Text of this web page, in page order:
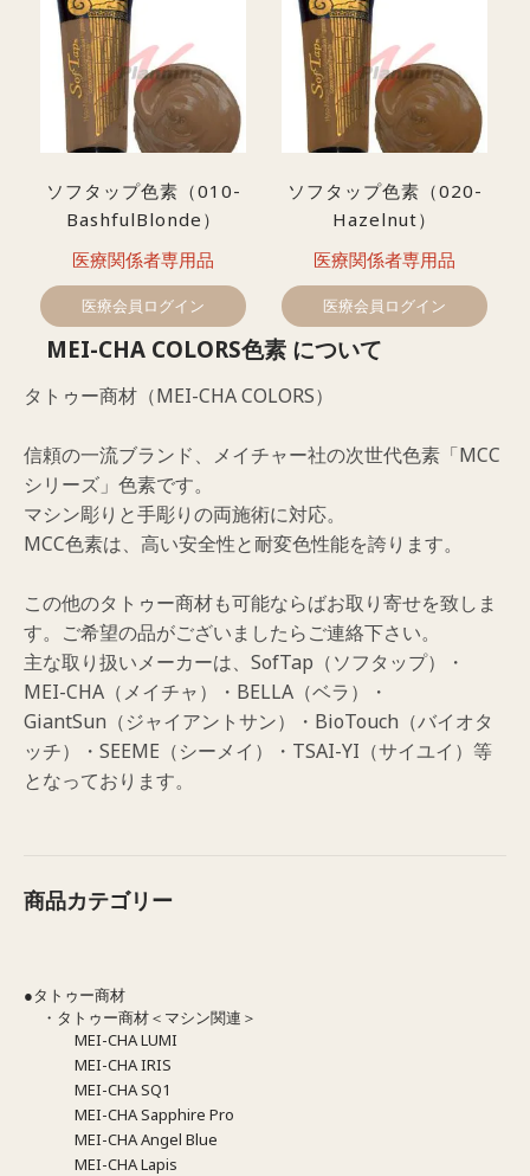
ソフタップ色素（010-
BashfulBlonde）
医療関係者専用品
医療会員ログイン
ソフタップ色素（020-
Hazelnut）
医療関係者専用品
医療会員ログイン
MEI-CHA COLORS色素 について
タトゥー商材（MEI-CHA COLORS）
信頼の一流ブランド、メイチャー社の次世代色素「MCC
シリーズ」色素です。
マシン彫りと手彫りの両施術に対応。
MCC色素は、高い安全性と耐変色性能を誇ります。
この他のタトゥー商材も可能ならばお取り寄せを致しま
す。ご希望の品がございましたらご連絡下さい。
主な取り扱いメーカーは、SofTap（ソフタップ）・
MEI-CHA（メイチャ）・BELLA（ベラ）・
GiantSun（ジャイアントサン）・BioTouch（バイオタ
ッチ）・SEEME（シーメイ）・TSAI-YI（サイユイ）等
となっております。
商品カテゴリー
●タトゥー商材
・タトゥー商材＜マシン関連＞
MEI-CHA LUMI
MEI-CHA IRIS
MEI-CHA SQ1
MEI-CHA Sapphire Pro
MEI-CHA Angel Blue
MEI-CHA Lapis